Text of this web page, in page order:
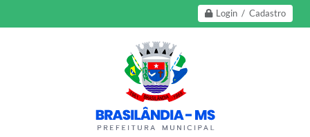
Login / Cadastro